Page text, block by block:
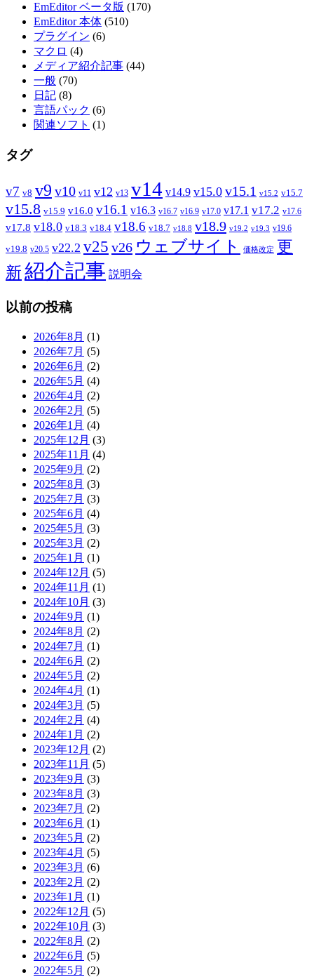
EmEditor ベータ版 (170)
EmEditor 本体 (510)
プラグイン (6)
マクロ (4)
メディア紹介記事 (44)
一般 (70)
日記 (8)
言語パック (6)
関連ソフト (1)
タグ
v7 v8 v9 v10 v11 v12 v13 v14 v14.9 v15.0 v15.1 v15.2 v15.7
v15.8 v15.9 v16.0 v16.1 v16.3 v16.7 v16.9 v17.0 v17.1 v17.2 v17.6
v17.8 v18.0 v18.3 v18.4 v18.6 v18.7 v18.8 v18.9 v19.2 v19.3 v19.6
v19.8 v20.5 v22.2 v25 v26 ウェブサイト 価格改定 更
新 紹介記事 説明会
以前の投稿
2026年8月 (1)
2026年7月 (5)
2026年6月 (2)
2026年5月 (4)
2026年4月 (2)
2026年2月 (5)
2026年1月 (4)
2025年12月 (3)
2025年11月 (4)
2025年9月 (2)
2025年8月 (3)
2025年7月 (3)
2025年6月 (4)
2025年5月 (3)
2025年3月 (2)
2025年1月 (1)
2024年12月 (5)
2024年11月 (1)
2024年10月 (3)
2024年9月 (1)
2024年8月 (2)
2024年7月 (1)
2024年6月 (2)
2024年5月 (2)
2024年4月 (1)
2024年3月 (5)
2024年2月 (4)
2024年1月 (2)
2023年12月 (2)
2023年11月 (5)
2023年9月 (3)
2023年8月 (3)
2023年7月 (2)
2023年6月 (1)
2023年5月 (2)
2023年4月 (5)
2023年3月 (6)
2023年2月 (2)
2023年1月 (1)
2022年12月 (5)
2022年10月 (3)
2022年8月 (2)
2022年6月 (5)
2022年5月 (2)